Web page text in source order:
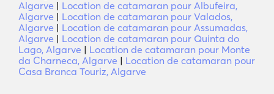
Algarve | Location de catamaran pour Albufeira,
Algarve | Location de catamaran pour Valados,
Algarve | Location de catamaran pour Assumadas,
Algarve | Location de catamaran pour Quinta do
Lago, Algarve | Location de catamaran pour Monte
da Charneca, Algarve | Location de catamaran pour
Casa Branca Touriz, Algarve